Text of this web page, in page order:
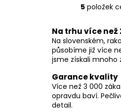
O
l
á
d
a
c
í
p
5 položek
Na trhu více než
Na slovenském,
působíme již více
jsme získali mnoho
Garance kvality
Více než 3 000
opravdu baví.
detail.